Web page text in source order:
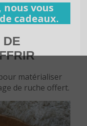
vous
cadeaux.
DE
matérialiser
de ruche offert.